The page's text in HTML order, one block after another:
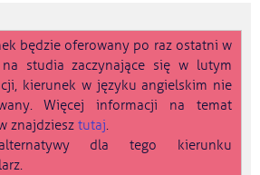
będzie oferowany po raz ostatni w
studia zaczynające się w lutym
kierunek w języku angielskim nie
Więcej informacji na temat
znajdziesz tutaj.
dla tego kierunku